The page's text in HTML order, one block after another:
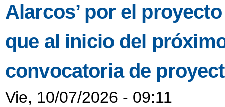
Alarcos’ por el proyecto
que al inicio del
convocatoria de
Vie, 10/07/2026 - 09:11